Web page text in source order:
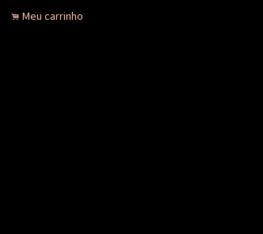
. Meu carrinho